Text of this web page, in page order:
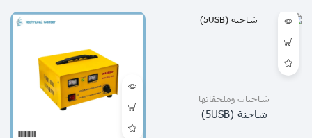
شاحنات وملحقاتها
شاحنة (5USB)